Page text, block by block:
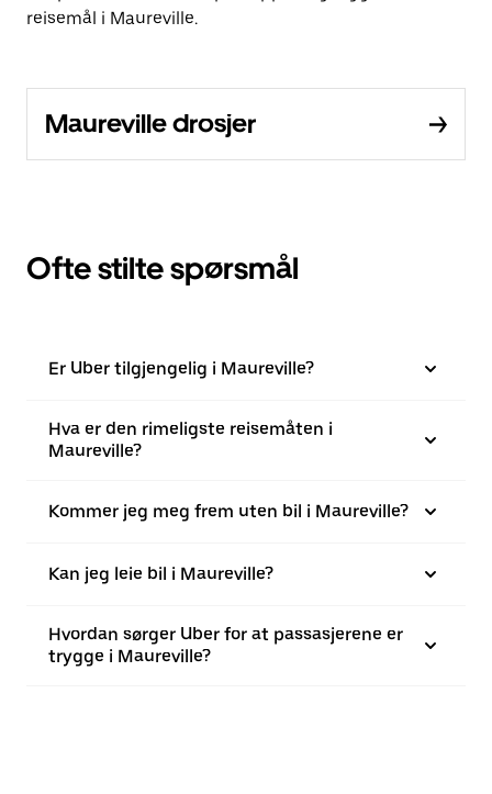
reisemål i Maureville.
Maureville drosjer
Ofte stilte spørsmål
Er Uber tilgjengelig i Maureville?
Hva er den rimeligste reisemåten i
Maureville?
Kommer jeg meg frem uten bil i Maureville?
Kan jeg leie bil i Maureville?
Hvordan sørger Uber for at passasjerene er
trygge i Maureville?